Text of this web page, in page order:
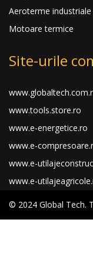
Aeroterme industriale
Motoare termice
Site-urile
www.tools.store.ro
www.e-energetice.ro
www.e-
www.e-
www.e-
© 2024 Global Tech.